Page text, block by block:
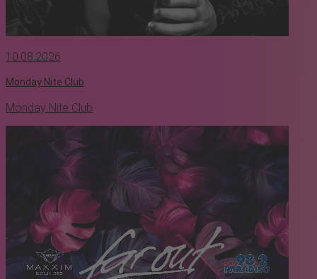
10.08.2026
Monday Nite Club
Monday Nite Club